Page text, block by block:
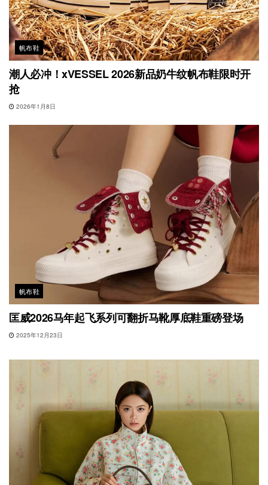
帆布鞋
潮人必冲！xVESSEL 2026新品奶牛纹帆布鞋限时开
抢
2026年1月8日
帆布鞋
匡威2026马年起飞系列可翻折马靴厚底鞋重磅登场
2025年12月23日